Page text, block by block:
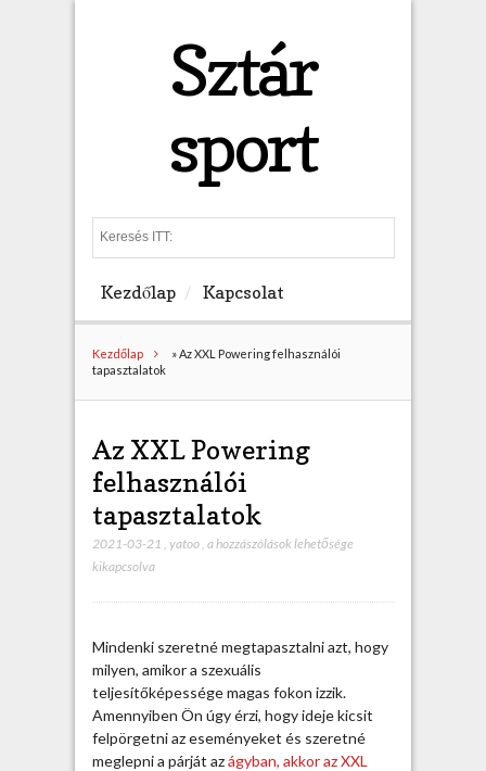
Sztár
sport
e
h
Kezdőlap Kapcsolat
Kezdőlap »Az XXL Powering felhasználói
tapasztalatok
Az XXL Powering
felhasználói
tapasztalatok
2021-03-21 yatoo, A
P
o
w
e
r
a hozzászólások lehetősége
kikapcsolva
Mindenki szeretné megtapasztalni azt, hogy
milyen, amikor a szexuális
teljesítőképessége magas fokon izzik.
Amennyiben Ön úgy érzi, hogy ideje kicsit
felpörgetni az eseményeket és szeretné
meglepni a párját azágyban, akkor az XXL